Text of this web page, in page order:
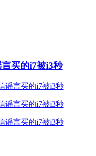
买的i7被i3秒